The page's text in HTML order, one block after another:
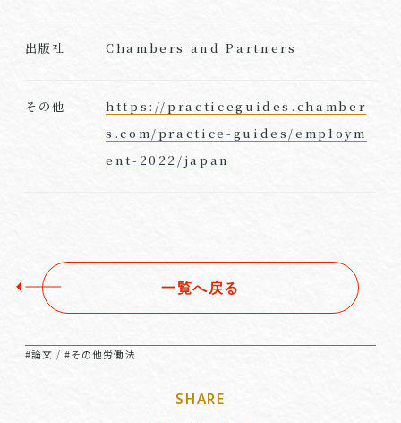
出版社 Chambers and Partners
その他
https://practiceguides.chamber
s.com/practice-guides/employm
ent-2022/japan
一覧へ戻る
#論文 /#その他労働法
SHARE